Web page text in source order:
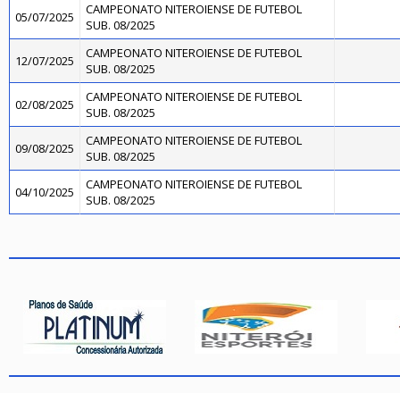
05/07/2025
CAMPEONATO NITEROIENSE DE FUTEBOL
SUB. 08/2025
12/07/2025
CAMPEONATO NITEROIENSE DE FUTEBOL
SUB. 08/2025
02/08/2025
CAMPEONATO NITEROIENSE DE FUTEBOL
SUB. 08/2025
09/08/2025
CAMPEONATO NITEROIENSE DE FUTEBOL
SUB. 08/2025
04/10/2025
CAMPEONATO NITEROIENSE DE FUTEBOL
SUB. 08/2025